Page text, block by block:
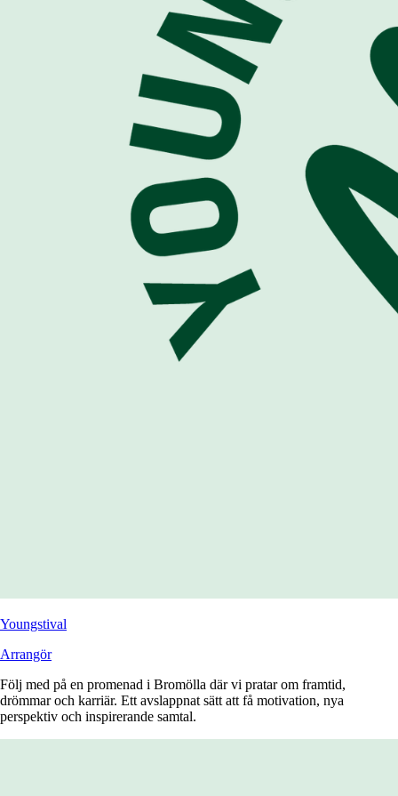
Youngstival
Arrangör
Följ med på en promenad i Bromölla där vi pratar om framtid,
drömmar och karriär. Ett avslappnat sätt att få motivation, nya
perspektiv och inspirerande samtal.